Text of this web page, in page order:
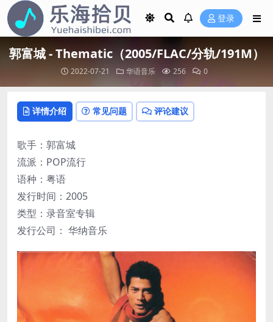
登录
郭富城 - Thematic（2005/FLAC/分轨/191M）
2022-07-21 华语音乐 256 0
详情介绍 常见问题 评论建议
歌手：郭富城
流派：POP流行
语种：粤语
发行时间：2005
类型：录音室专辑
发行公司： 华纳音乐